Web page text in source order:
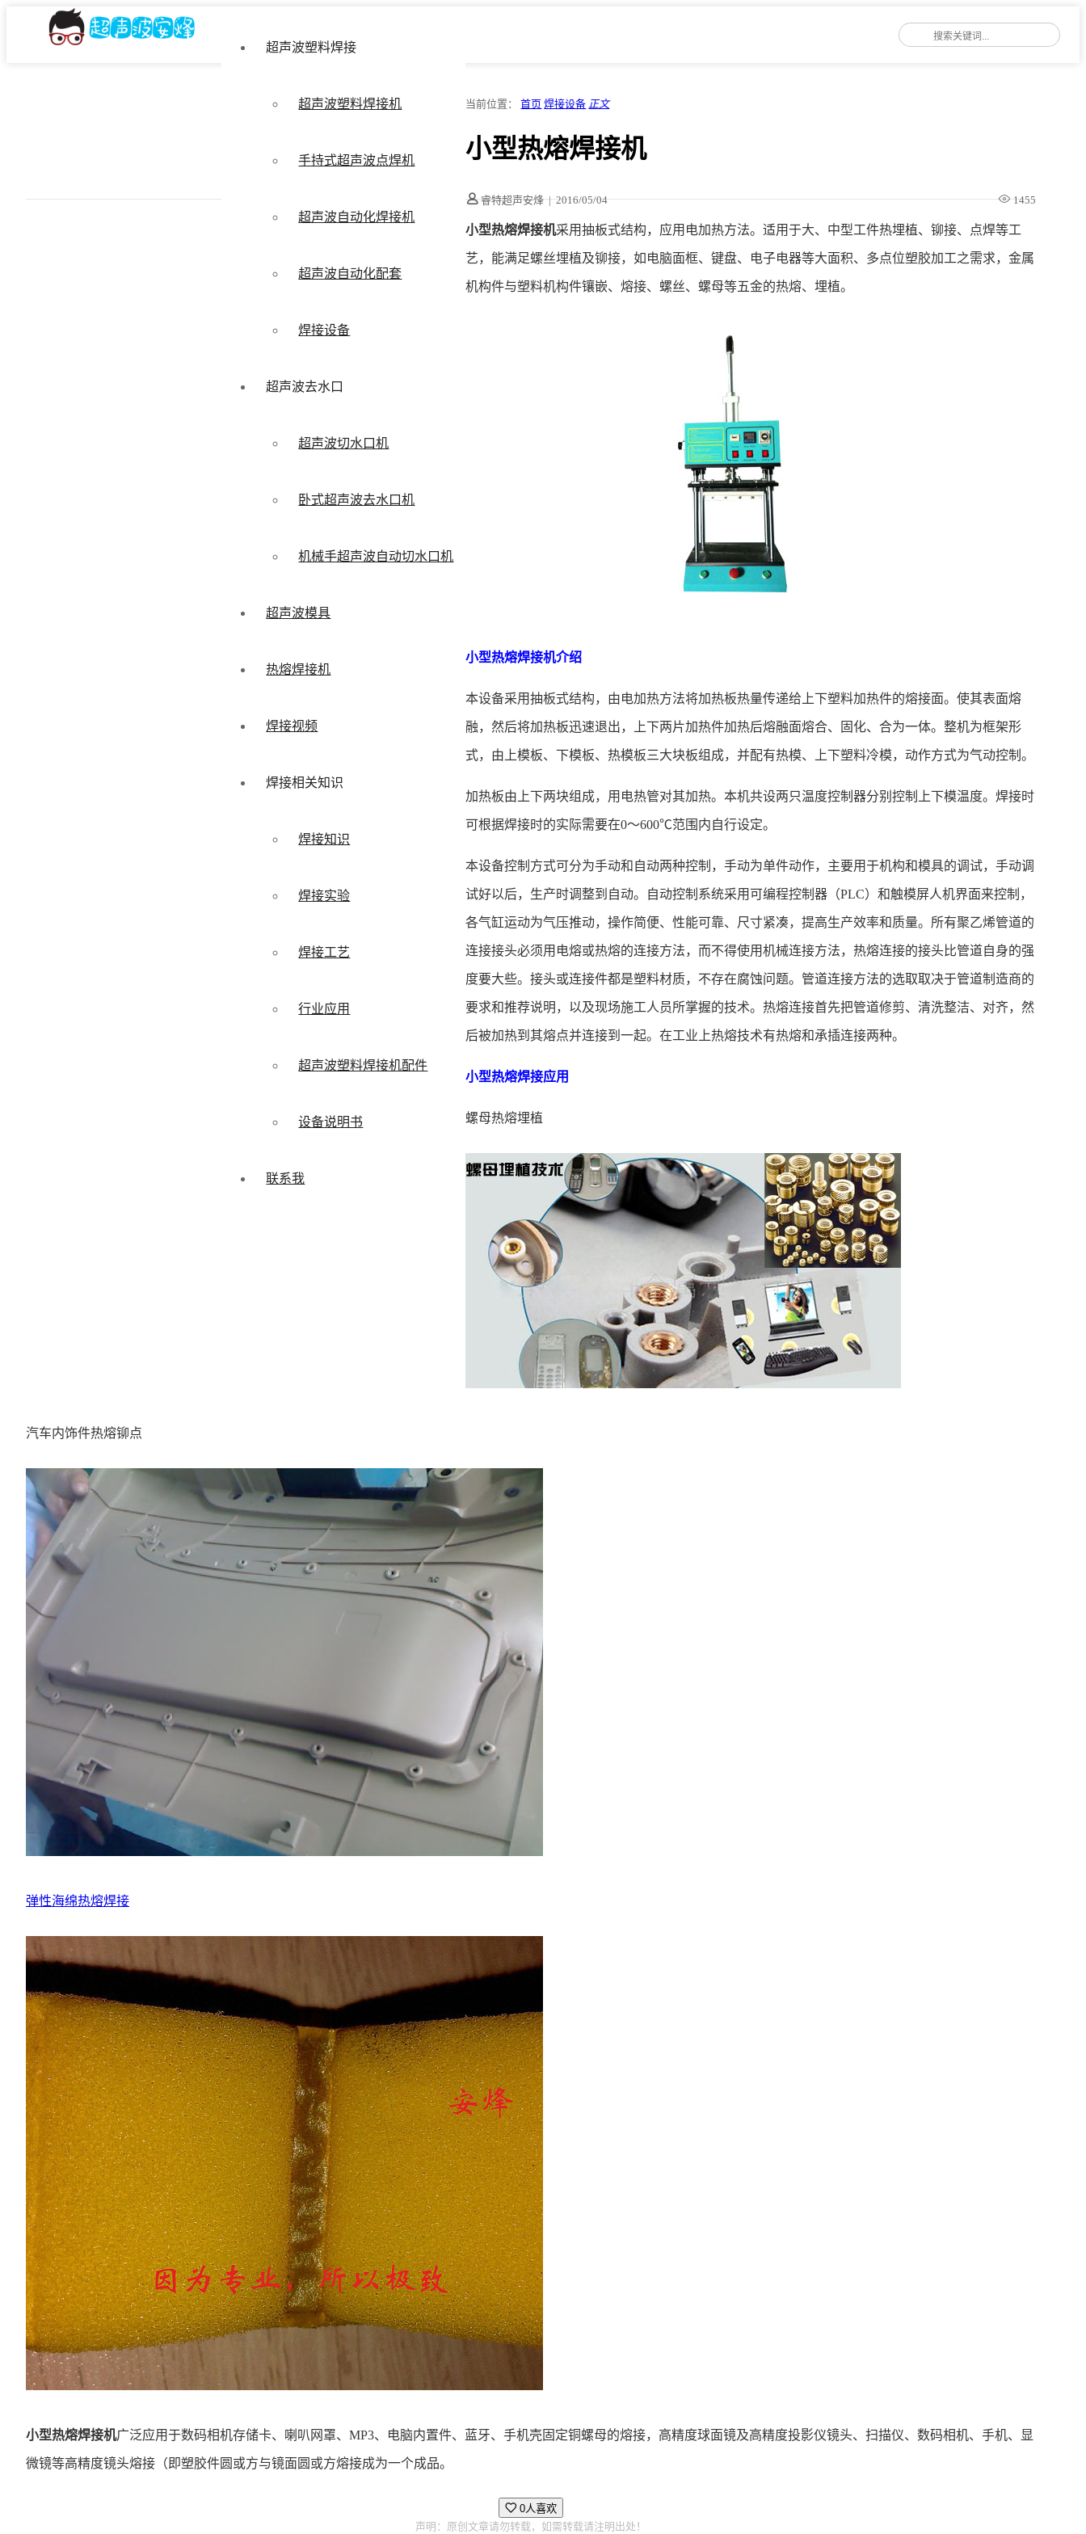
超声波塑料焊接
超声波塑料焊接机
手持式超声波点焊机
超声波自动化焊接机
超声波自动化配套
焊接设备
超声波去水口
超声波切水口机
卧式超声波去水口机
机械手超声波自动切水口机
超声波模具
热熔焊接机
焊接视频
焊接相关知识
焊接知识
焊接实验
焊接工艺
行业应用
超声波塑料焊接机配件
设备说明书
联系我
当前位置：首页 焊接设备 正文
小型热熔焊接机
睿特超声安烽 | 2016/05/04 1455
小型热熔焊接机采用抽板式结构，应用电加热方法。适用于大、中型工件热埋植、铆接、点焊等工
艺，能满足螺丝埋植及铆接，如电脑面框、键盘、电子电器等大面积、多点位塑胶加工之需求，金属
机构件与塑料机构件镶嵌、熔接、螺丝、螺母等五金的热熔、埋植。
小型热熔焊接机介绍
本设备采用抽板式结构，由电加热方法将加热板热量传递给上下塑料加热件的熔接面。使其表面熔
融，然后将加热板迅速退出，上下两片加热件加热后熔融面熔合、固化、合为一体。整机为框架形
式，由上模板、下模板、热模板三大块板组成，并配有热模、上下塑料冷模，动作方式为气动控制。
加热板由上下两块组成，用电热管对其加热。本机共设两只温度控制器分别控制上下模温度。焊接时
可根据焊接时的实际需要在0～600℃范围内自行设定。
本设备控制方式可分为手动和自动两种控制，手动为单件动作，主要用于机构和模具的调试，手动调
试好以后，生产时调整到自动。自动控制系统采用可编程控制器（PLC）和触模屏人机界面来控制，
各气缸运动为气压推动，操作简便、性能可靠、尺寸紧凑，提高生产效率和质量。所有聚乙烯管道的
连接接头必须用电熔或热熔的连接方法，而不得使用机械连接方法，热熔连接的接头比管道自身的强
度要大些。接头或连接件都是塑料材质，不存在腐蚀问题。管道连接方法的选取取决于管道制造商的
要求和推荐说明，以及现场施工人员所掌握的技术。热熔连接首先把管道修剪、清洗整洁、对齐，然
后被加热到其熔点并连接到一起。在工业上热熔技术有热熔和承插连接两种。
小型热熔焊接应用
螺母热熔埋植
汽车内饰件热熔铆点
弹性海绵热熔焊接
小型热熔焊接机广泛应用于数码相机存储卡、喇叭网罩、MP3、电脑内置件、蓝牙、手机壳固定铜螺母的熔接，高精度球面镜及高精度投影仪镜头、扫描仪、数码相机、手机、显
微镜等高精度镜头熔接（即塑胶件圆或方与镜面圆或方熔接成为一个成品。
0人喜欢
声明：原创文章请勿转载，如需转载请注明出处！